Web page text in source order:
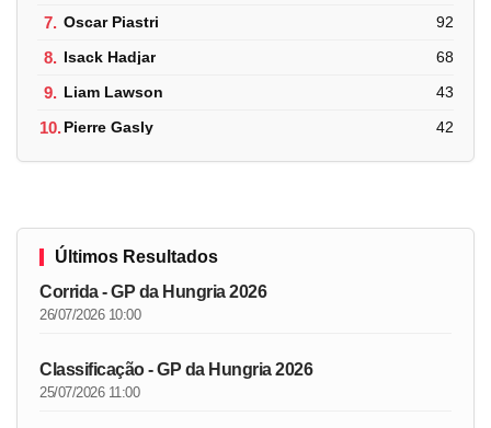
7. Oscar Piastri 92
8. Isack Hadjar 68
9. Liam Lawson 43
10.Pierre Gasly 42
Últimos Resultados
Corrida - GP da Hungria 2026
26/07/2026 10:00
Classificação - GP da Hungria 2026
25/07/2026 11:00